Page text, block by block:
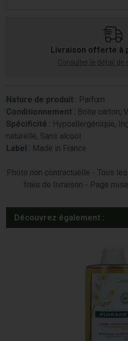
Livraison offerte à
Consulter le détail de
Nature de produit : Parfum
Conditionnement : Boite carton,
Spécificité : Hypoallergénique,
naturelle, Sans alcool
Label : Made in France
Photo non contractuelle - Tous
frais de livraison - Page
Découvrez également :